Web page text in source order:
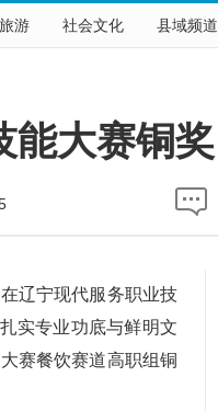
游 社会文化 县域频道
能大赛铜奖
辽宁现代服务职业技
实专业功底与鲜明文
赛餐饮赛道高职组铜